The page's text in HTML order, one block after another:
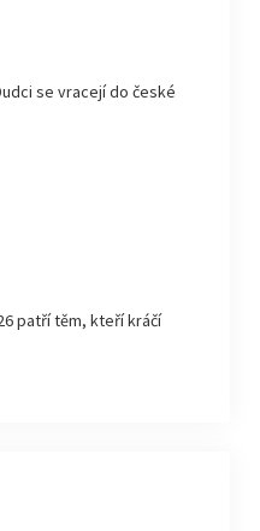
se vracejí do české
patří těm, kteří kráčí